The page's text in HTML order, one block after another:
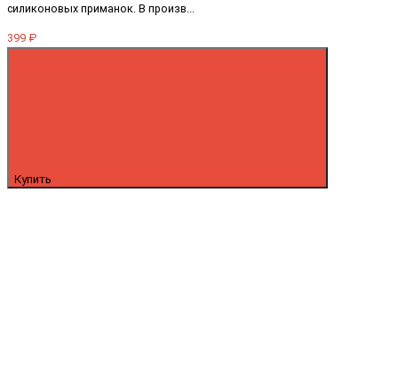
силиконовых приманок. В произв...
399 ₽
Купить